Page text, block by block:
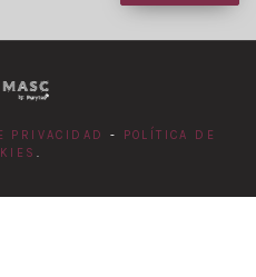
PRIVACIDAD -
POLÍTICA DE
.